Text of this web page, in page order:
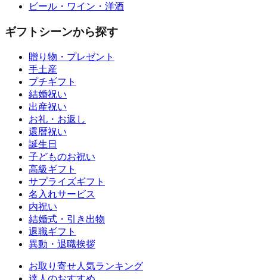
ビール・ワイン・洋酒
ギフトシーンから探す
贈り物・プレゼント
手土産
プチギフト
結婚祝い
出産祝い
お礼・お返し
還暦祝い
誕生日
子どものお祝い
高級ギフト
サプライズギフト
名入れサービス
内祝い
結婚式・引き出物
退職ギフト
異動・退職挨拶
お取り寄せ人気ランキング